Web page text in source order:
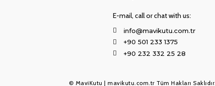
E-mail, call or chat with us:
info@mavikutu.com.tr
+90 501 233 1375
+90 232 332 25 28
© MaviKutu | mavikutu.com.tr Tüm Hakları Saklıdır.